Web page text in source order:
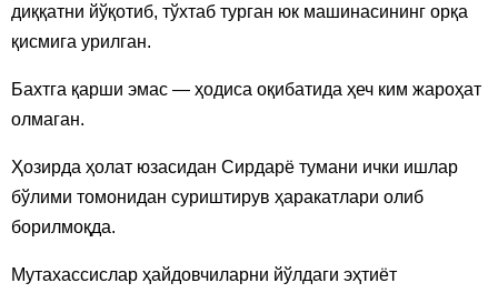
диққатни йўқотиб, тўхтаб турган юк машинасининг орқа
қисмига урилган.
Бахтга қарши эмас — ҳодиса оқибатида ҳеч ким жароҳат
олмаган.
Ҳозирда ҳолат юзасидан Сирдарё тумани ички ишлар
бўлими томонидан суриштирув ҳаракатлари олиб
борилмоқда.
Мутахассислар ҳайдовчиларни йўлдаги эҳтиёт